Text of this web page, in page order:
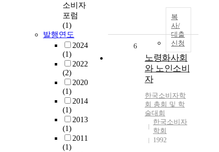
소비자
포럼
(1)
발행연도
2024
(1)
2022
(2)
2020
(1)
2014
(1)
2013
(1)
2011
(1)
복
사/
대출
신청
6
노령화사회
와 노인소비
자
한국소비자학
회 총회 및 학
술대회
한국소비자
학회
1992